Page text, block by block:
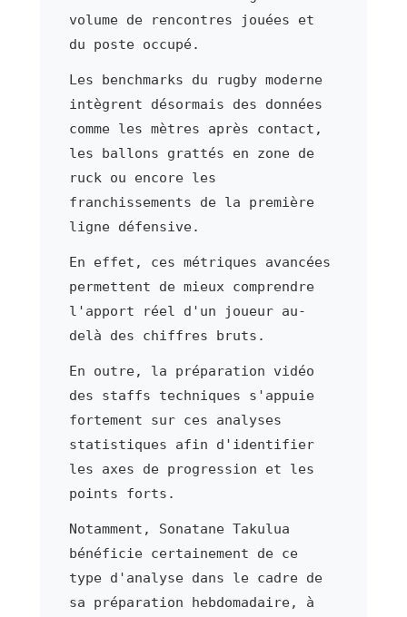
volume de rencontres jouées et
du poste occupé.
Les benchmarks du rugby moderne
intègrent désormais des données
comme les mètres après contact,
les ballons grattés en zone de
ruck ou encore les
franchissements de la première
ligne défensive.
En effet, ces métriques avancées
permettent de mieux comprendre
l'apport réel d'un joueur au-
delà des chiffres bruts.
En outre, la préparation vidéo
des staffs techniques s'appuie
fortement sur ces analyses
statistiques afin d'identifier
les axes de progression et les
points forts.
Notamment, Sonatane Takulua
bénéficie certainement de ce
type d'analyse dans le cadre de
sa préparation hebdomadaire, à